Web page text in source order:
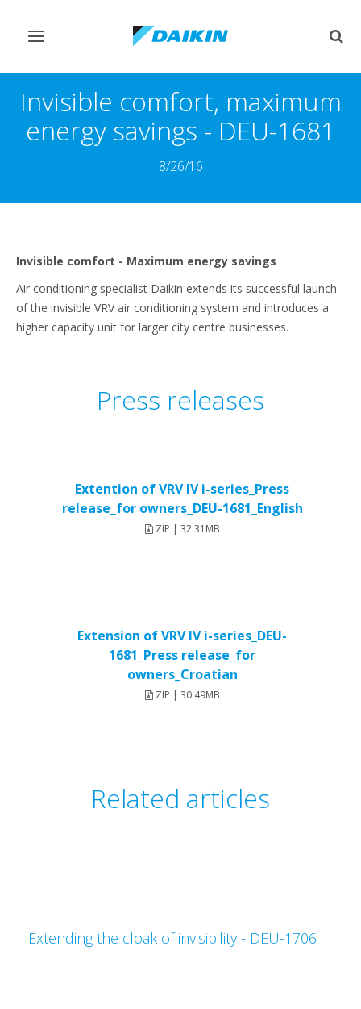
Переключить
Invisible comfort, maximum
energy savings - DEU-1681
8/26/16
Invisible comfort - Maximum energy savings
Air conditioning specialist Daikin extends its successful launch
of the invisible VRV air conditioning system and introduces a
higher capacity unit for larger city centre businesses.
Press releases
Extention of VRV IV i-series_Press
release_for owners_DEU-1681_English
ZIP | 32.31MB
Extension of VRV IV i-series_DEU-
1681_Press release_for
owners_Croatian
ZIP | 30.49MB
Related articles
Extending the cloak of invisibility - DEU-1706